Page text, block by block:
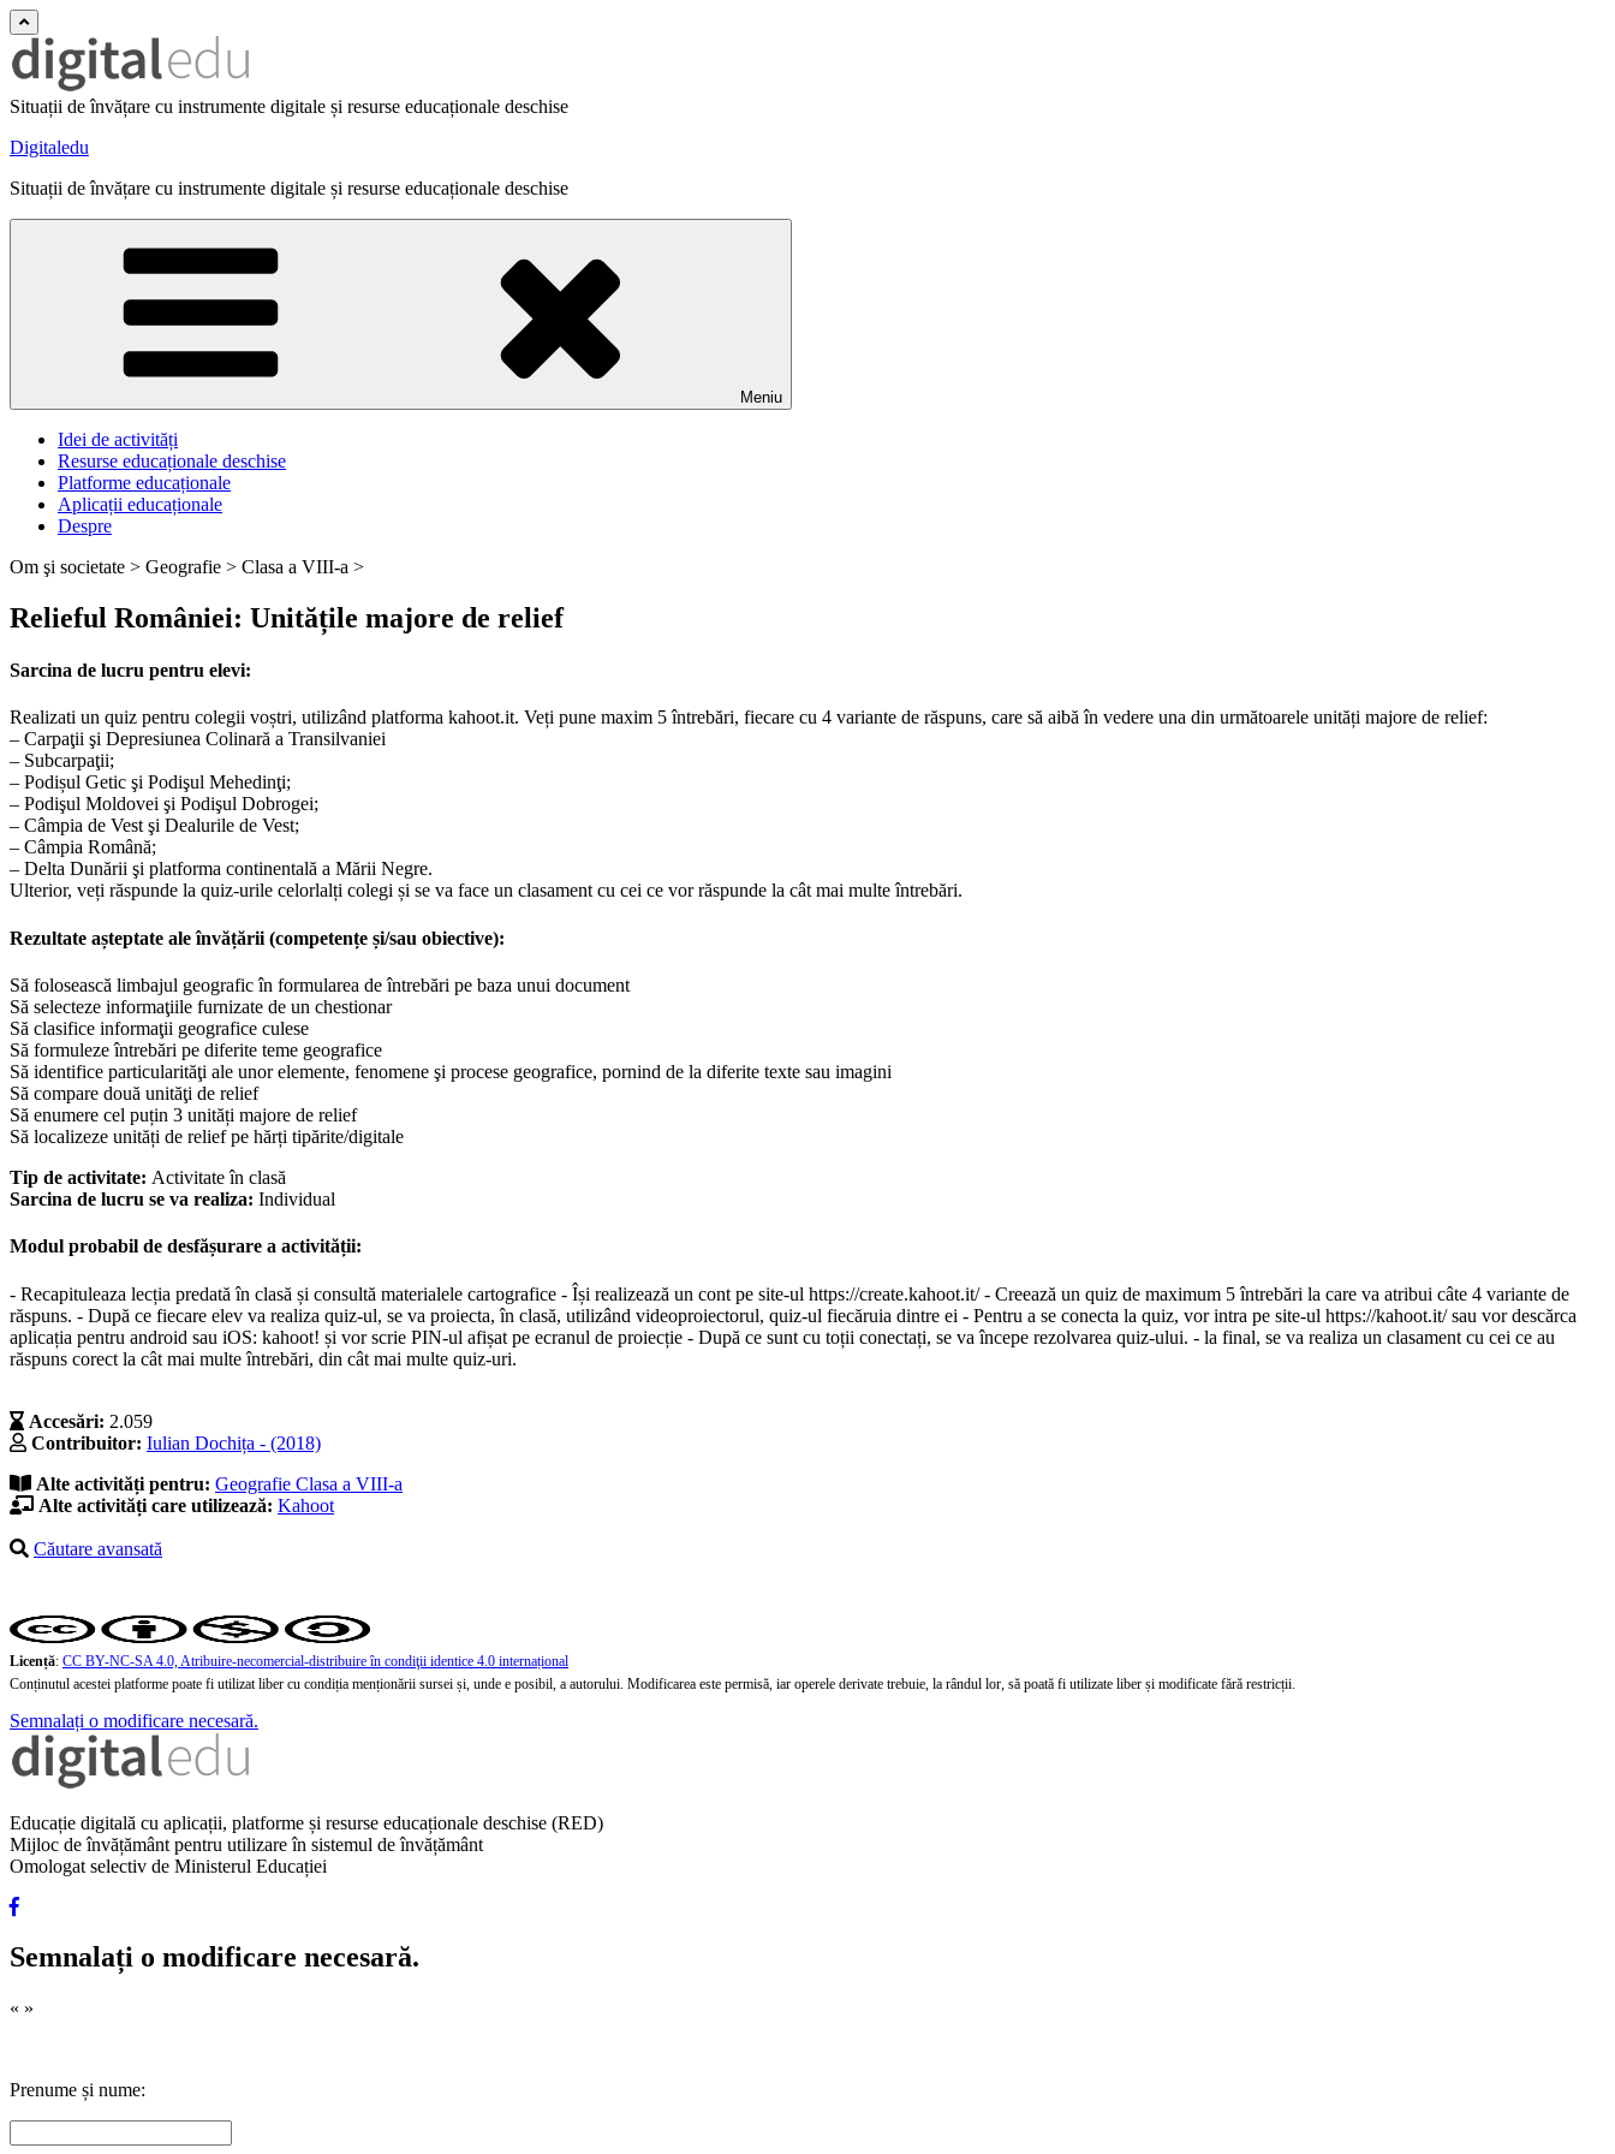
Situații de învățare cu instrumente digitale și resurse educaționale deschise
Digitaledu
Situații de învățare cu instrumente digitale și resurse educaționale deschise
Meniu
Idei de activități
Resurse educaționale deschise
Platforme educaționale
Aplicații educaționale
Despre
Om şi societate > Geografie > Clasa a VIII-a >
Relieful României: Unitățile majore de relief
Sarcina de lucru pentru elevi:
Realizati un quiz pentru colegii voștri, utilizând platforma kahoot.it. Veți pune maxim 5 întrebări, fiecare cu 4 variante de răspuns, care să aibă în vedere una din următoarele unități majore de relief:
– Carpaţii şi Depresiunea Colinară a Transilvaniei
– Subcarpaţii;
– Podișul Getic şi Podişul Mehedinţi;
– Podişul Moldovei şi Podişul Dobrogei;
– Câmpia de Vest şi Dealurile de Vest;
– Câmpia Română;
– Delta Dunării şi platforma continentală a Mării Negre.
Ulterior, veți răspunde la quiz-urile celorlalți colegi și se va face un clasament cu cei ce vor răspunde la cât mai multe întrebări.
Rezultate așteptate ale învățării (competențe și/sau obiective):
Să folosească limbajul geografic în formularea de întrebări pe baza unui document
Să selecteze informaţiile furnizate de un chestionar
Să clasifice informaţii geografice culese
Să formuleze întrebări pe diferite teme geografice
Să identifice particularităţi ale unor elemente, fenomene şi procese geografice, pornind de la diferite texte sau imagini
Să compare două unităţi de relief
Să enumere cel puțin 3 unități majore de relief
Să localizeze unități de relief pe hărți tipărite/digitale
Tip de activitate: Activitate în clasă
Sarcina de lucru se va realiza: Individual
Modul probabil de desfășurare a activității:
- Recapituleaza lecția predată în clasă și consultă materialele cartografice - Își realizează un cont pe site-ul https://create.kahoot.it/ - Creează un quiz de maximum 5 întrebări la care va atribui câte 4 variante de
răspuns. - După ce fiecare elev va realiza quiz-ul, se va proiecta, în clasă, utilizând videoproiectorul, quiz-ul fiecăruia dintre ei - Pentru a se conecta la quiz, vor intra pe site-ul https://kahoot.it/ sau vor descărca
aplicația pentru android sau iOS: kahoot! și vor scrie PIN-ul afișat pe ecranul de proiecție - După ce sunt cu toții conectați, se va începe rezolvarea quiz-ului. - la final, se va realiza un clasament cu cei ce au
răspuns corect la cât mai multe întrebări, din cât mai multe quiz-uri.
Accesări: 2.059
Contribuitor: Iulian Dochița - (2018)
Alte activități pentru: Geografie Clasa a VIII-a
Alte activități care utilizează: Kahoot
Căutare avansată
Licență: CC BY-NC-SA 4.0, Atribuire-necomercial-distribuire în condiţii identice 4.0 internațional
Conținutul acestei platforme poate fi utilizat liber cu condiția menționării sursei și, unde e posibil, a autorului. Modificarea este permisă, iar operele derivate trebuie, la rândul lor, să poată fi utilizate liber și modificate fără restricții.
Semnalați o modificare necesară.
Educație digitală cu aplicații, platforme și resurse educaționale deschise (RED)
Mijloc de învățământ pentru utilizare în sistemul de învățământ
Omologat selectiv de Ministerul Educației
Semnalați o modificare necesară.
« »
Prenume și nume: